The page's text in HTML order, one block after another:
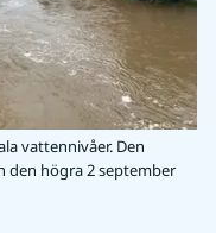
vattennivåer. Den
den högra 2 september